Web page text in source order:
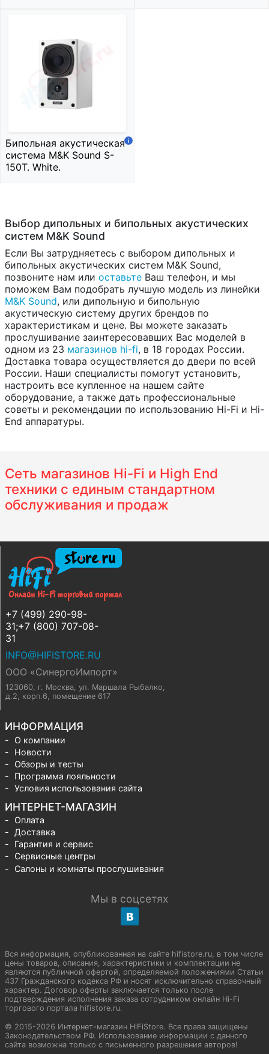
Бипольная акустическая
система M&K Sound S-
150T. White.
Выбор дипольных и бипольных акустических
систем M&K Sound
Если Вы затрудняетесь с выбором дипольных и
бипольных акустических систем M&K Sound,
позвоните нам или оставьте Ваш телефон, и мы
поможем Вам подобрать лучшую модель из линейки
M&K Sound, или дипольную и бипольную
акустическую систему других брендов по
характеристикам и цене. Вы можете заказать
прослушивание заинтересовавших Вас моделей в
одном из 23 магазинов hi-fi, в 18 городах России.
Доставка товара осуществляется до двери по всей
России. Наши специалисты помогут установить,
настроить все купленное на нашем сайте
оборудование, а также дать профессиональные
советы и рекомендации по использованию Hi-Fi и Hi-
End аппаратуры.
Сеть магазинов Hi-Fi и High End
техники с единым стандартном
обслуживания и продаж
+7 (499) 290-98-
31;+7 (800) 707-08-
31
INFO@HIFISTORE.RU
ООО «СинергоИмпорт»
123060, г. Москва, ул. Маршала Рыбалко,
д.2, корп.6, помещение 617
ИНФОРМАЦИЯ
О компании
Новости
Обзоры и тесты
Программа лояльности
Условия использования сайта
ИНТЕРНЕТ-МАГАЗИН
Оплата
Доставка
Гарантия и сервис
Сервисные центры
Салоны и комнаты прослушивания
Мы в соцсетях
Вся информация, опубликованная на сайте hifistore.ru, в том числе
цены товаров, описания, характеристики и комплектации не
являются публичной офертой, определяемой положениями Статьи
437 Гражданского кодекса РФ и носят исключительно справочный
характер. Договор оферты заключается только после
подтверждения исполнения заказа сотрудником онлайн Hi-Fi
торгового портала hifistore.ru.
© 2015-2026 Интернет-магазин HiFiStore. Все права защищены
Законодательством РФ. Использование информации с данного
сайта возможна только с письменного разрешения авторов!